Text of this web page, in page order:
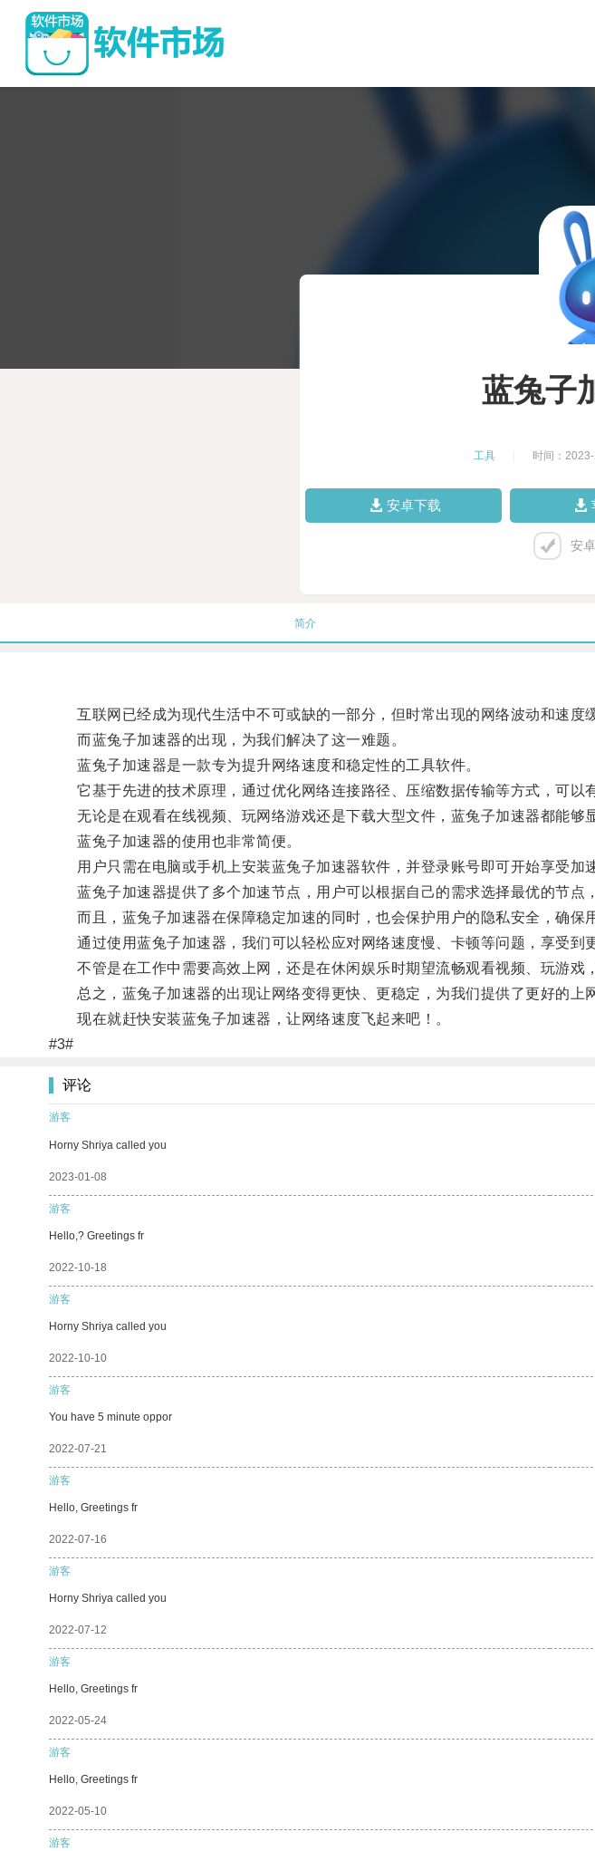
蓝兔子
工具 时间：
安卓下载
安
简介
互联网已经成为现代生活中不可或缺的一部分，但时常出现的网络波动和速度
而蓝兔子加速器的出现，为我们解决了这一难题。
蓝兔子加速器是一款专为提升网络速度和稳定性的工具软件。
它基于先进的技术原理，通过优化网络连接路径、压缩数据传输等方式，可以
无论是在观看在线视频、玩网络游戏还是下载大型文件，蓝兔子加速器都能够
蓝兔子加速器的使用也非常简便。
用户只需在电脑或手机上安装蓝兔子加速器软件，并登录账号即可开始享受加速
蓝兔子加速器提供了多个加速节点，用户可以根据自己的需求选择最优的节点
而且，蓝兔子加速器在保障稳定加速的同时，也会保护用户的隐私安全，确保
通过使用蓝兔子加速器，我们可以轻松应对网络速度慢、卡顿等问题，享受到
不管是在工作中需要高效上网，还是在休闲娱乐时期望流畅观看视频、玩游戏
总之，蓝兔子加速器的出现让网络变得更快、更稳定，为我们提供了更好的上网
现在就赶快安装蓝兔子加速器，让网络速度飞起来吧！。
#3#
评论
游客
Horny Shriya called you
2023-01-08
游客
Hello,? Greetings fr
2022-10-18
游客
Horny Shriya called you
2022-10-10
游客
You have 5 minute oppor
2022-07-21
游客
Hello, Greetings fr
2022-07-16
游客
Horny Shriya called you
2022-07-12
游客
Hello, Greetings fr
2022-05-24
游客
Hello, Greetings fr
2022-05-10
游客